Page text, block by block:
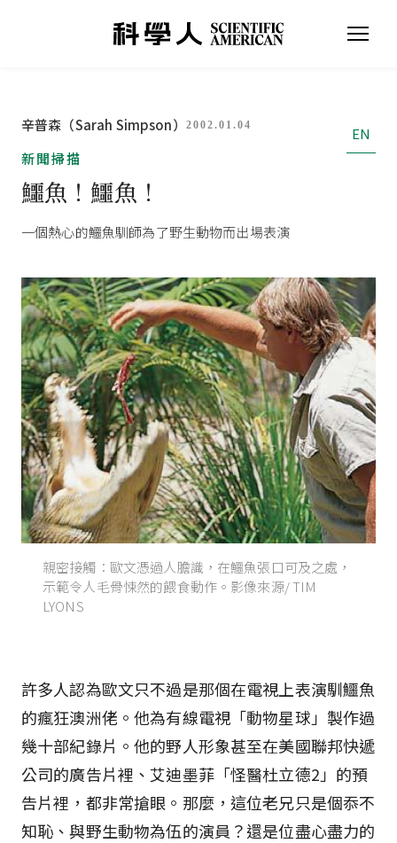
辛普森（Sarah Simpson） 2002.01.04
EN
新聞掃描
鱷魚！鱷魚！
一個熱心的鱷魚馴師為了野生動物而出場表演
親密接觸：歐文憑過人膽識，在鱷魚張口可及之處，
示範令人毛骨悚然的餵食動作。影像來源/ TIM
LYONS
許多人認為歐文只不過是那個在電視上表演馴鱷魚
的瘋狂澳洲佬。他為有線電視「動物星球」製作過
幾十部紀錄片。他的野人形象甚至在美國聯邦快遞
公司的廣告片裡、艾迪墨菲「怪醫杜立德2」的預
告片裡，都非常搶眼。那麼，這位老兄只是個忝不
知恥、與野生動物為伍的演員？還是位盡心盡力的